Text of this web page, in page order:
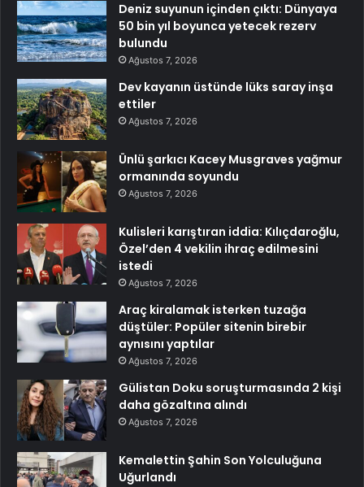
Deniz suyunun içinden çıktı: Dünyaya
50 bin yıl boyunca yetecek rezerv
bulundu
Ağustos 7, 2026
Dev kayanın üstünde lüks saray inşa
ettiler
Ağustos 7, 2026
Ünlü şarkıcı Kacey Musgraves yağmur
ormanında soyundu
Ağustos 7, 2026
Kulisleri karıştıran iddia: Kılıçdaroğlu,
Özel’den 4 vekilin ihraç edilmesini
istedi
Ağustos 7, 2026
Araç kiralamak isterken tuzağa
düştüler: Popüler sitenin birebir
aynısını yaptılar
Ağustos 7, 2026
Gülistan Doku soruşturmasında 2 kişi
daha gözaltına alındı
Ağustos 7, 2026
Kemalettin Şahin Son Yolculuğuna
Uğurlandı